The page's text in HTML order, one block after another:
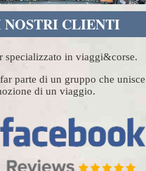
NOSTRI CLIENTI
specializzato in viaggi&corse.
parte di un gruppo che unisce
di un viaggio.